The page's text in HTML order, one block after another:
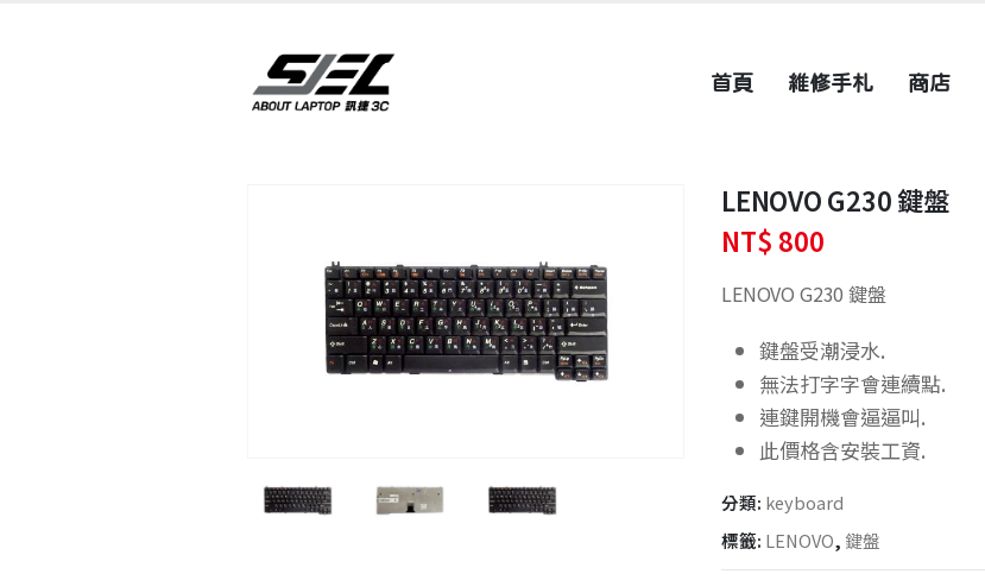
首頁 維修手札 商店
LENOVO G230 鍵盤
NT$ 800
LENOVO G230 鍵盤
鍵盤受潮浸水.
無法打字字會連續點.
連鍵開機會逼逼叫.
此價格含安裝工資.
分類: keyboard
標籤: LENOVO, 鍵盤